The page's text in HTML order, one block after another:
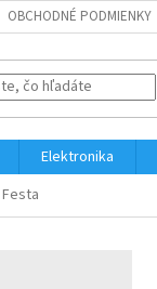
OBCHODNÉ PODMIENKY
Elektronika